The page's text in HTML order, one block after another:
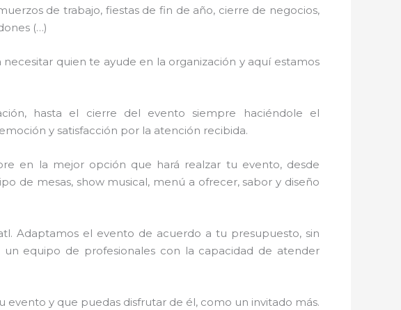
de trabajo, fiestas de fin de año, cierre de negocios,
(…)
quien te ayude en la organización y aquí estamos
hasta el cierre del evento siempre haciéndole el
y satisfacción por la atención recibida.
en la mejor opción que hará realzar tu evento, desde
de mesas, show musical, menú a ofrecer, sabor y diseño
Adaptamos el evento de acuerdo a tu presupuesto, sin
equipo de profesionales con la capacidad de atender
y que puedas disfrutar de él, como un invitado más.